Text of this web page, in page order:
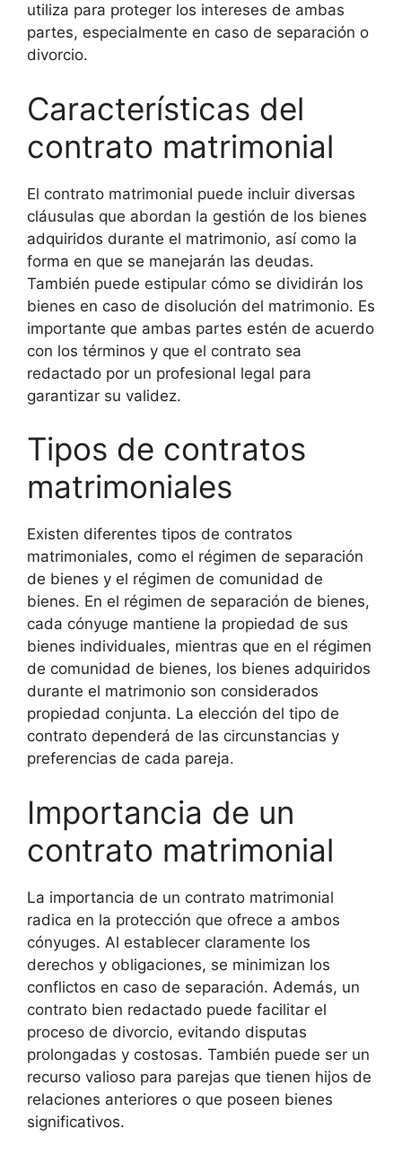
utiliza para proteger los intereses de ambas
partes, especialmente en caso de separación o
divorcio.
Características del
contrato matrimonial
El contrato matrimonial puede incluir diversas
cláusulas que abordan la gestión de los bienes
adquiridos durante el matrimonio, así como la
forma en que se manejarán las deudas.
También puede estipular cómo se dividirán los
bienes en caso de disolución del matrimonio. Es
importante que ambas partes estén de acuerdo
con los términos y que el contrato sea
redactado por un profesional legal para
garantizar su validez.
Tipos de contratos
matrimoniales
Existen diferentes tipos de contratos
matrimoniales, como el régimen de separación
de bienes y el régimen de comunidad de
bienes. En el régimen de separación de bienes,
cada cónyuge mantiene la propiedad de sus
bienes individuales, mientras que en el régimen
de comunidad de bienes, los bienes adquiridos
durante el matrimonio son considerados
propiedad conjunta. La elección del tipo de
contrato dependerá de las circunstancias y
preferencias de cada pareja.
Importancia de un
contrato matrimonial
La importancia de un contrato matrimonial
radica en la protección que ofrece a ambos
cónyuges. Al establecer claramente los
derechos y obligaciones, se minimizan los
conflictos en caso de separación. Además, un
contrato bien redactado puede facilitar el
proceso de divorcio, evitando disputas
prolongadas y costosas. También puede ser un
recurso valioso para parejas que tienen hijos de
relaciones anteriores o que poseen bienes
significativos.